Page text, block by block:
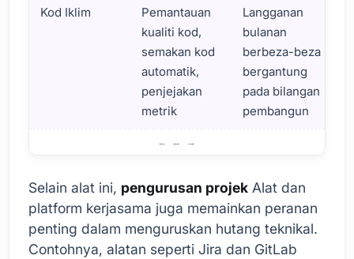
Kod Iklim
Pemantauan
kualiti kod,
semakan kod
automatik,
penjejakan
metrik
Langganan
bulanan
berbeza-beza
bergantung
pada bilangan
pembangun
Selain alat ini, pengurusan projek Alat dan
platform kerjasama juga memainkan peranan
penting dalam menguruskan hutang teknikal.
Contohnya, alatan seperti Jira dan GitLab